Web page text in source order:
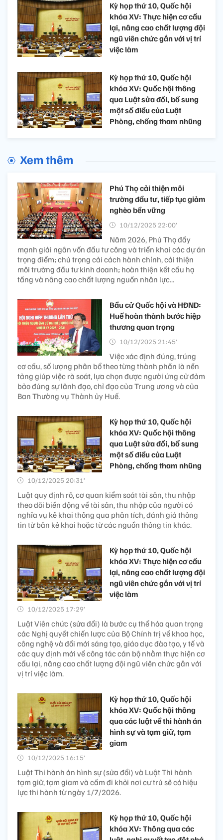
Kỳ họp thứ 10, Quốc hội
khóa XV: Thực hiện cơ cấu
lại, nâng cao chất lượng đội
ngũ viên chức gắn với vị trí
việc làm
Kỳ họp thứ 10, Quốc hội
khóa XV: Quốc hội thông
qua Luật sửa đổi, bổ sung
một số điều của Luật
Phòng, chống tham nhũng
Xem thêm
Phú Thọ cải thiện môi
trường đầu tư, tiếp tục giảm
nghèo bền vững
10/12/2025 22:00’
Năm 2026, Phú Thọ đẩy
mạnh giải ngân vốn đầu tư công và triển khai các dự án
trọng điểm; chú trọng cải cách hành chính, cải thiện
môi trường đầu tư kinh doanh; hoàn thiện kết cấu hạ
tầng và nâng cao chất lượng nguồn nhân lực...
Bầu cử Quốc hội và HĐND:
Huế hoàn thành bước hiệp
thương quan trọng
10/12/2025 21:45’
Việc xác định đúng, trúng
cơ cấu, số lượng phân bổ theo từng thành phần là nền
tảng giúp việc rà soát, lựa chọn được người ứng cử đảm
bảo đúng sự lãnh đạo, chỉ đạo của Trung ương và của
Ban Thường vụ Thành ủy Huế.
Kỳ họp thứ 10, Quốc hội
khóa XV: Quốc hội thông
qua Luật sửa đổi, bổ sung
một số điều của Luật
Phòng, chống tham nhũng
10/12/2025 20:31’
Luật quy định rõ, cơ quan kiểm soát tài sản, thu nhập
theo dõi biến động về tài sản, thu nhập của người có
nghĩa vụ kê khai thông qua phân tích, đánh giá thông
tin từ bản kê khai hoặc từ các nguồn thông tin khác.
Kỳ họp thứ 10, Quốc hội
khóa XV: Thực hiện cơ cấu
lại, nâng cao chất lượng đội
ngũ viên chức gắn với vị trí
việc làm
10/12/2025 17:29’
Luật Viên chức (sửa đổi) là bước cụ thể hóa quan trọng
các Nghị quyết chiến lược của Bộ Chính trị về khoa học,
công nghệ và đổi mới sáng tạo, giáo dục đào tạo, y tế và
các quy định mới về công tác cán bộ nhằm thực hiện cơ
cấu lại, nâng cao chất lượng đội ngũ viên chức gắn với
vị trí việc làm.
Kỳ họp thứ 10, Quốc hội
khóa XV: Quốc hội thông
qua các luật về thi hành án
hình sự và tạm giữ, tạm
giam
10/12/2025 16:15’
Luật Thi hành án hình sự (sửa đổi) và Luật Thi hành
tạm giữ, tạm giam và cấm đi khỏi nơi cư trú sẽ có hiệu
lực thi hành từ ngày 1/7/2026.
Kỳ họp thứ 10, Quốc hội
khóa XV: Thông qua các